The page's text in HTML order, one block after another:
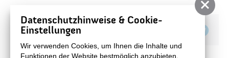
Teilen auf
Datenschutzhinweise & Cookie-
Einstellungen
Wir verwenden Cookies, um Ihnen die Inhalte und
Funktionen der Website bestmöglich anzubieten.